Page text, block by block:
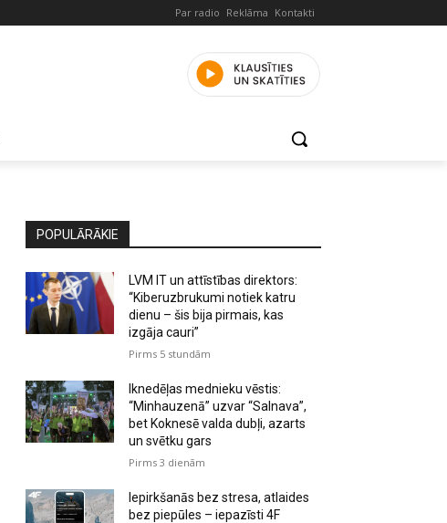
Par radio Reklāma Kontakti
POPULĀRĀKIE
LVM IT un attīstības direktors:
“Kiberuzbrukumi notiek katru
dienu – šis bija pirmais, kas
izgāja cauri”
Pirms 5 stundām
Iknedēļas mednieku vēstis:
“Minhauzenā” uzvar “Salnava”,
bet Koknesē valda dubļi, azarts
un svētku gars
Pirms 3 dienām
Iepirkšanās bez stresa, atlaides
bez piepūles – iepazīsti 4F